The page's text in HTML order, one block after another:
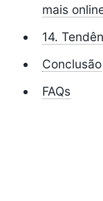
mais
14.
Conclusão
FAQs